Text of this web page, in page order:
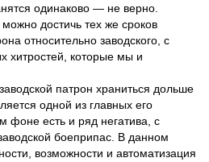
одинаково — не верно.
достичь тех же сроков
относительно заводского, с
хитростей, которые мы и
патрон храниться дольше
одной из главных его
фоне есть и ряд негатива, с
боеприпас. В данном
возможности и автоматизация